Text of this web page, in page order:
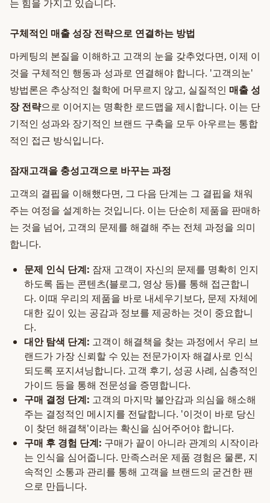
는 힘을 가지고 있습니다.
구체적인 매출 성장 전략으로 연결하는 방법
마케팅의 본질을 이해하고 고객의 눈을 갖추었다면, 이제 이
것을 구체적인 행동과 성과로 연결해야 합니다. '고객의눈'
방법론은 추상적인 철학에 머무르지 않고, 실질적인 매출 성
장 전략으로 이어지는 명확한 로드맵을 제시합니다. 이는 단
기적인 성과와 장기적인 브랜드 구축을 모두 아우르는 통합
적인 접근 방식입니다.
잠재고객을 충성고객으로 바꾸는 과정
고객의 결핍을 이해했다면, 그 다음 단계는 그 결핍을 채워
주는 여정을 설계하는 것입니다. 이는 단순히 제품을 판매하
는 것을 넘어, 고객의 문제를 해결해 주는 전체 과정을 의미
합니다.
문제 인식 단계: 잠재 고객이 자신의 문제를 명확히 인지
하도록 돕는 콘텐츠(블로그, 영상 등)를 통해 접근합니
다. 이때 우리의 제품을 바로 내세우기보다, 문제 자체에
대한 깊이 있는 공감과 정보를 제공하는 것이 중요합니
다.
대안 탐색 단계: 고객이 해결책을 찾는 과정에서 우리 브
랜드가 가장 신뢰할 수 있는 전문가이자 해결사로 인식
되도록 포지셔닝합니다. 고객 후기, 성공 사례, 심층적인
가이드 등을 통해 전문성을 증명합니다.
구매 결정 단계: 고객의 마지막 불안감과 의심을 해소해
주는 결정적인 메시지를 전달합니다. '이것이 바로 당신
이 찾던 해결책'이라는 확신을 심어주어야 합니다.
구매 후 경험 단계: 구매가 끝이 아니라 관계의 시작이라
는 인식을 심어줍니다. 만족스러운 제품 경험은 물론, 지
속적인 소통과 관리를 통해 고객을 브랜드의 굳건한 팬
으로 만듭니다.